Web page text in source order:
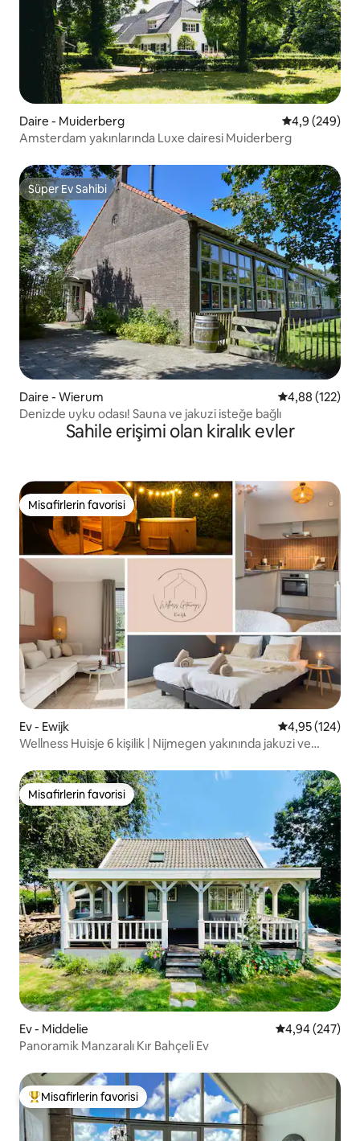
Daire - Muiderberg 5 üzerinden
4,9 (249)
Amsterdam yakınlarında Luxe dairesi Muiderberg
Süper Ev Sahibi
Süper Ev Sahibi
Daire - Wierum 5 üzerinden
4,88 (122)
Denizde uyku odası! Sauna ve jakuzi isteğe bağlı
Sahile erişimi olan kiralık evler
Misafirlerin favorisi
Misafirlerin favorisi
Ev - Ewijk 5 üzerinden
4,95 (124)
Wellness Huisje 6 kişilik | Nijmegen yakınında jakuzi ve
Misafirlerin favorisi
Misafirlerin favorisi
Ev - Middelie 5 üzerinden
4,94 (247)
Panoramik Manzaralı Kır Bahçeli Ev
Misafirlerin favorilerinden en beğenilenler arasında
Misafirlerin favorisi